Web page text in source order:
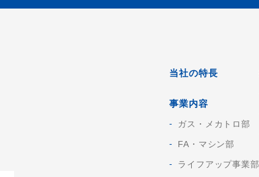
当社の特長
事業内容
ガス・メカトロ部
FA・マシン部
ライフアップ事業部